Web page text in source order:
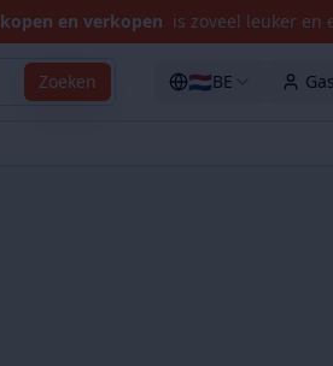
kopen en verkopen is zoveel leuker en
Zoeken 🇳🇱BE